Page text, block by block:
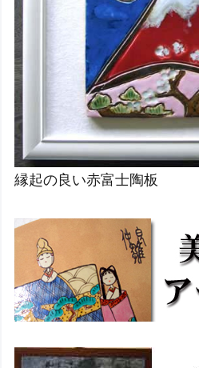
縁起の良い赤富士陶板